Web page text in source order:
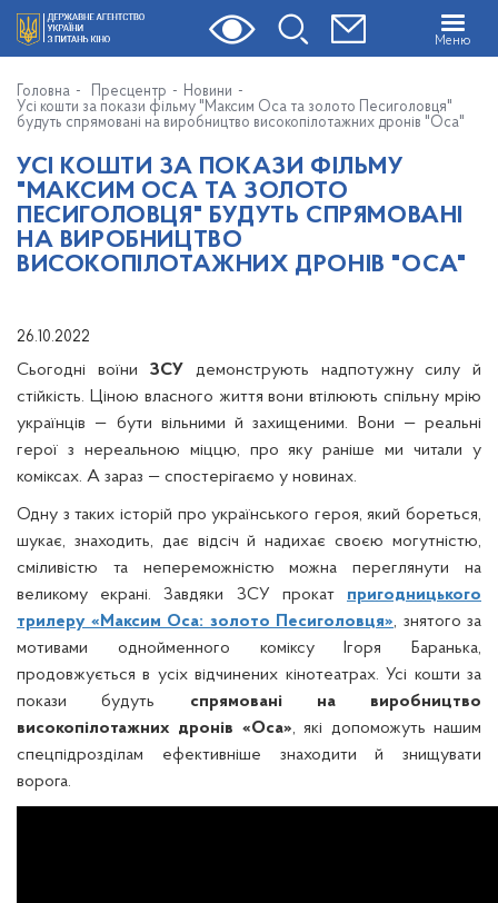
Меню
Головна Пресцентр
Новини
Усі кошти за покази фільму "Максим Оса та золото Песиголовця"
будуть спрямовані на виробництво високопілотажних дронів "Оса"
УСІ КОШТИ ЗА ПОКАЗИ ФІЛЬМУ
"МАКСИМ ОСА ТА ЗОЛОТО
ПЕСИГОЛОВЦЯ" БУДУТЬ СПРЯМОВАНІ
НА ВИРОБНИЦТВО
ВИСОКОПІЛОТАЖНИХ ДРОНІВ "ОСА"
26.10.2022
Сьогодні воїни ЗСУ демонструють надпотужну силу й
стійкість. Ціною власного життя вони втілюють спільну мрію
українців — бути вільними й захищеними. Вони — реальні
герої з нереальною міццю, про яку раніше ми читали у
коміксах. А зараз — спостерігаємо у новинах.
Одну з таких історій про українського героя, який бореться,
шукає, знаходить, дає відсіч й надихає своєю могутністю,
сміливістю та непереможністю можна переглянути на
великому екрані. Завдяки ЗСУ прокат пригодницького
трилеру «Максим Оса: золото Песиголовця», знятого за
мотивами однойменного коміксу Ігоря Баранька,
продовжується в усіх відчинених кінотеатрах. Усі кошти за
покази будуть спрямовані на виробництво
високопілотажних дронів «Оса», які допоможуть нашим
спецпідрозділам ефективніше знаходити й знищувати
ворога.